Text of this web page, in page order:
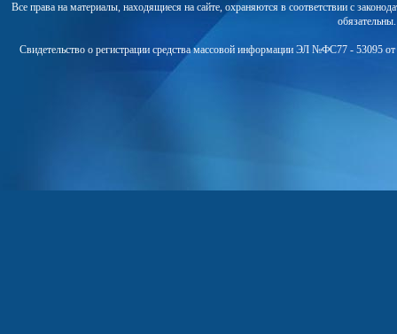
Все права на материалы, находящиеся на сайте, охраняются в соответствии с
Свидетельство о регистрации средства массовой информации ЭЛ №ФС77 - 53095